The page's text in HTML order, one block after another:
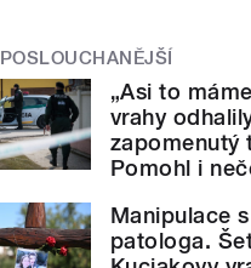
„Asi to
vrahy
zapomenutý
Pomohl i
Manipulace
patologa.